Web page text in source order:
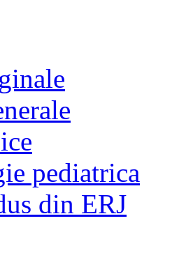
pediatrica
din ERJ